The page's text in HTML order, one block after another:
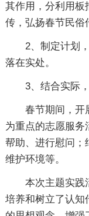
其作用，分利用板
传，弘扬春节民俗
2、制定计划
落在实处。
3、结合实际
春节期间，开
为重点的志愿服务
帮助、进行慰问；
维护环境等。
本次主题实践
培养和树立了认知